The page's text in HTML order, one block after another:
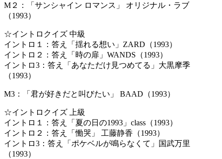
M２：「サンシャイン ロマンス」 オリジナル・ラブ
（1993）
☆イントロクイズ 中級
イントロ１：答え「揺れる想い」ZARD（1993）
イントロ２：答え「時の扉」WANDS（1993）
イントロ3：答え「あなただけ見つめてる」大黒摩季
（1993）
M3：「君が好きだと叫びたい」 BAAD（1993）
☆イントロクイズ 上級
イントロ１：答え「夏の日の1993」class（1993）
イントロ２：答え「慟哭」 工藤静香（1993）
イントロ3：答え「ポケベルが鳴らなくて」国武万里
（1993）